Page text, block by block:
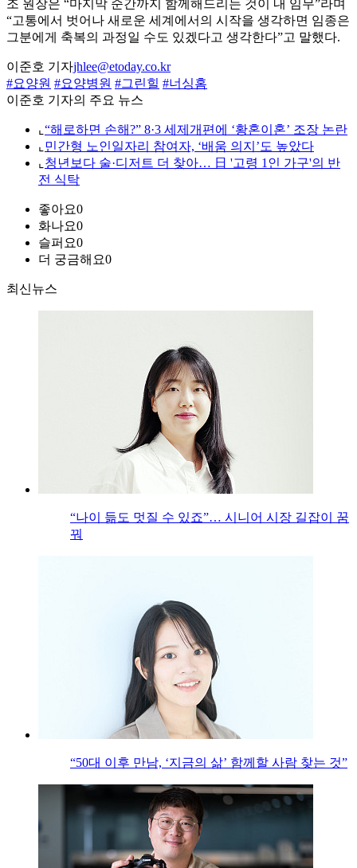
조 원장은 “마지막 순간까지 함께해드리는 것이 내 임무”라며
“고통에서 벗어나 새로운 세계에서의 시작을 생각하면 임종은
그분에게 축복의 과정일 수도 있겠다고 생각한다”고 말했다.
이준호 기자jhlee@etoday.co.kr
#요양원 #요양병원 #그린힐 #너싱홈
이준호 기자의 주요 뉴스
⌞ “해로하면 손해?” 8·3 세제개편에 ‘황혼이혼’ 조장 논란
⌞ 민간형 노인일자리 참여자, ‘배움 의지’도 높았다
⌞ 청년보다 술·디저트 더 찾아… 日 '고령 1인 가구'의 반
전 식탁
좋아요0
화나요0
슬퍼요0
더 궁금해요0
최신뉴스
“나이 듦도 멋질 수 있죠”… 시니어 시장 길잡이 꿈
꿔
“50대 이후 만남, ‘지금의 삶’ 함께할 사람 찾는 것”